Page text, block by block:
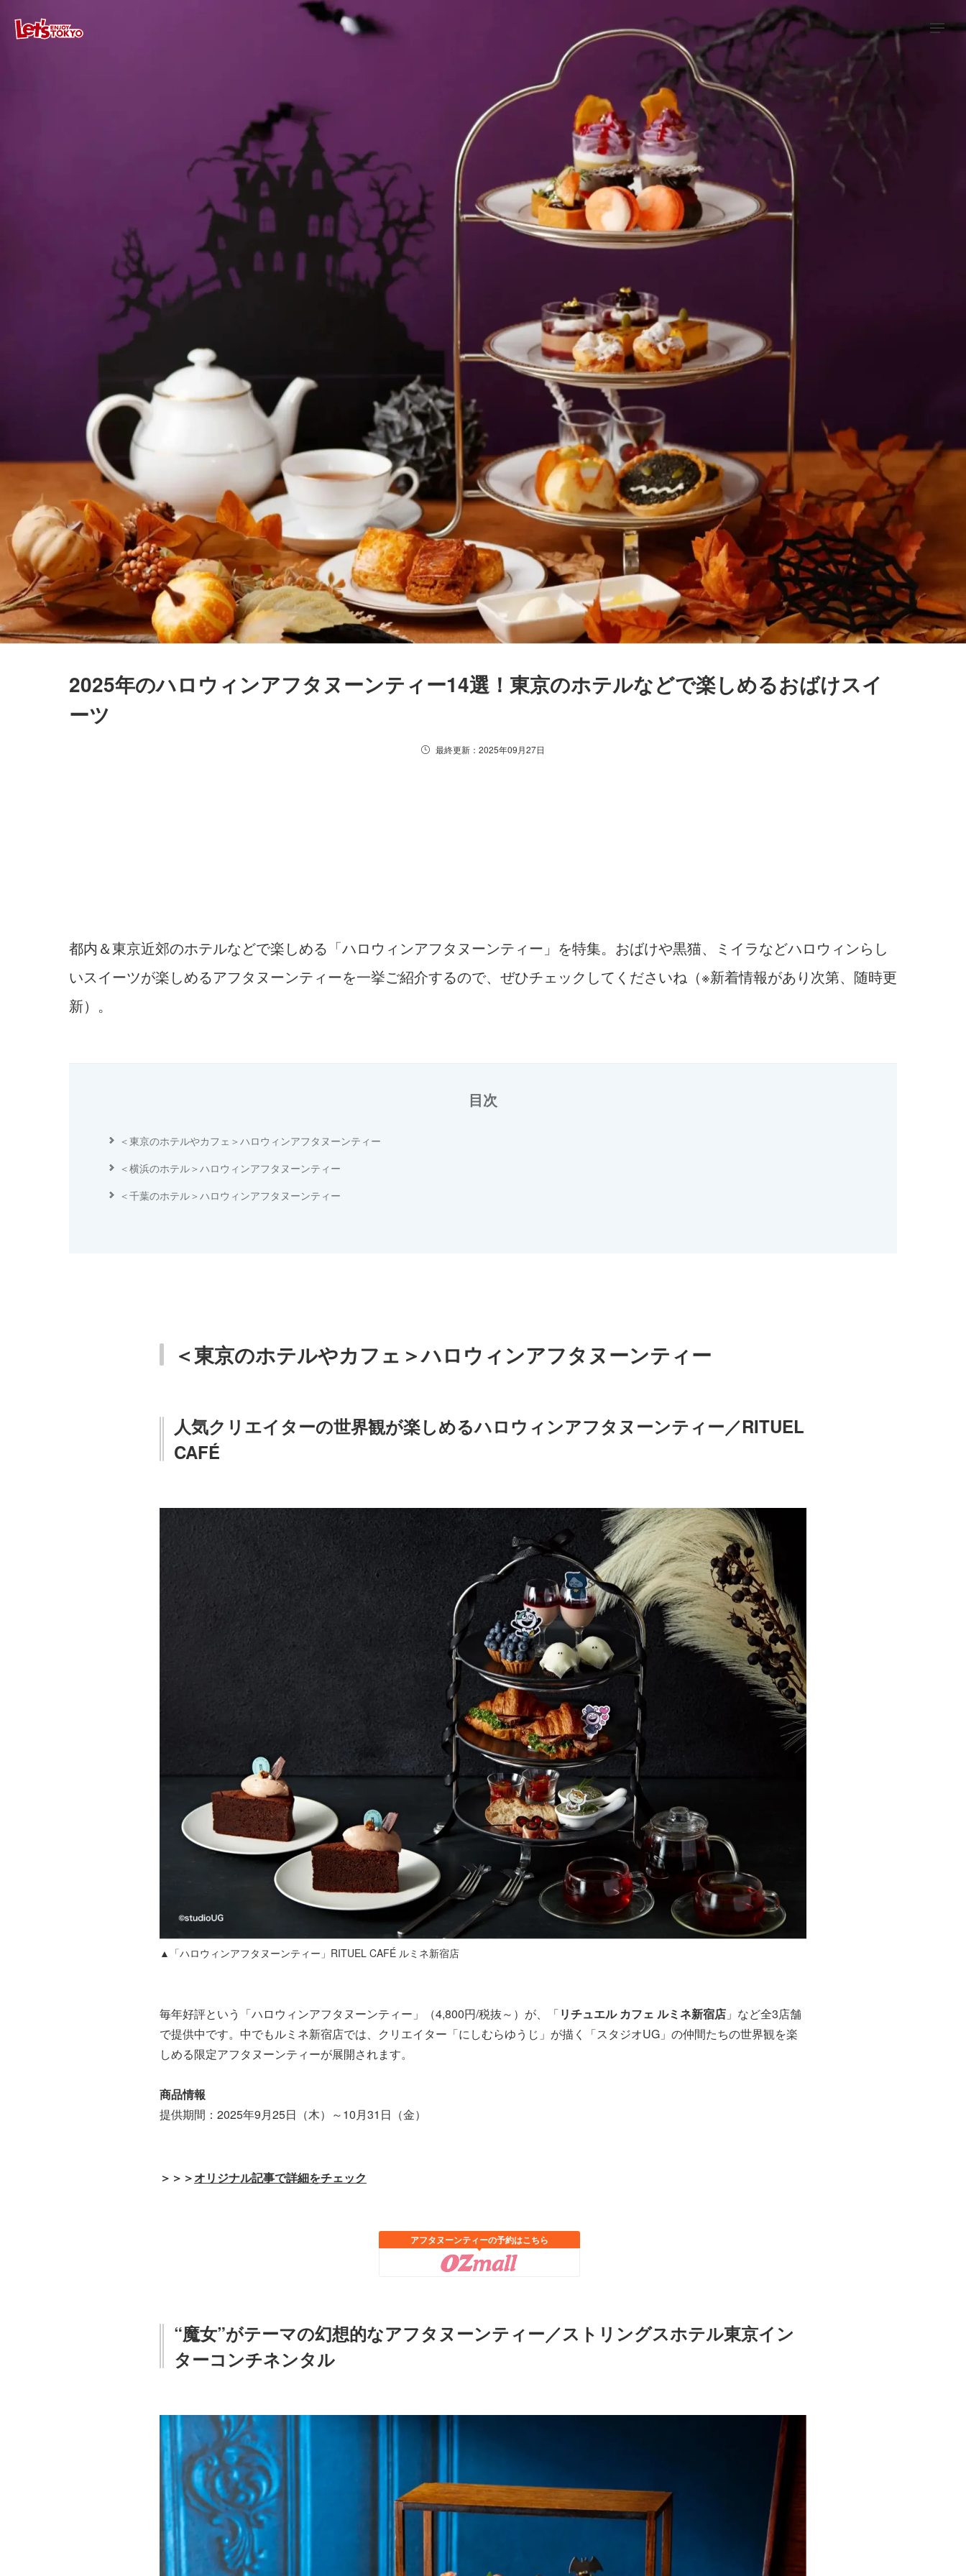
2025年のハロウィンアフタヌーンティー14選！東京のホテルなどで楽しめるおばけスイ
ーツ
最終更新：2025年09月27日
都内＆東京近郊のホテルなどで楽しめる「ハロウィンアフタヌーンティー」を特集。おばけや黒猫、ミイラなどハロウィンらし
いスイーツが楽しめるアフタヌーンティーを一挙ご紹介するので、ぜひチェックしてくださいね（※新着情報があり次第、随時更
新）。
目次
＜東京のホテルやカフェ＞ハロウィンアフタヌーンティー
＜横浜のホテル＞ハロウィンアフタヌーンティー
＜千葉のホテル＞ハロウィンアフタヌーンティー
＜東京のホテルやカフェ＞ハロウィンアフタヌーンティー
人気クリエイターの世界観が楽しめるハロウィンアフタヌーンティー／RITUEL
CAFÉ
▲「ハロウィンアフタヌーンティー」RITUEL CAFÉ ルミネ新宿店
毎年好評という「ハロウィンアフタヌーンティー」（4,800円/税抜～）が、「リチュエル カフェ ルミネ新宿店 」など全3店舗
で提供中です。中でもルミネ新宿店では、クリエイター「にしむらゆうじ」が描く「スタジオUG」の仲間たちの世界観を楽
しめる限定アフタヌーンティーが展開されます。
商品情報
提供期間：2025年9月25日（木）～10月31日（金）
＞＞＞オリジナル記事で詳細をチェック
アフタヌーンティーの予約はこちら
“魔女”がテーマの幻想的なアフタヌーンティー／ストリングスホテル東京イン
ターコンチネンタル